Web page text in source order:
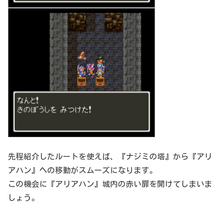
先程紹介したルートを使えば、『ナジミの塔』から『アリ
アハン』への移動がスムーズになります。
この機会に『アリアハン』城内の赤い扉を開けてしまいま
しょう。